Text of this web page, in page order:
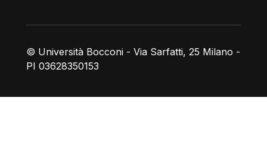
© Università Bocconi - Via Sarfatti, 25 Milano -
PI 03628350153